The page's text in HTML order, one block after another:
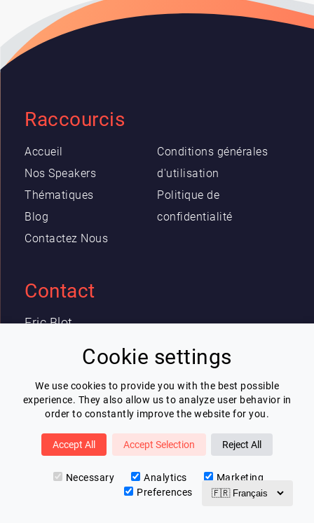
Cookie settings
We use cookies to provide you with the best possible
experience. They also allow us to analyze user behavior in
order to constantly improve the website for you.
Accept All Accept Selection Reject All
Necessary Analytics
Marketing
Preferences
Raccourcis
Accueil
Nos Speakers
Thématiques
Blog
Contactez Nous
Conditions générales
d'utilisation
Politique de
confidentialité
Contact
Eric Blot
Newsletter
Lespeakers
Je m'inscris